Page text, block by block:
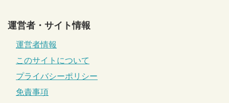
運営者・サイト情報
運営者情報
このサイトについて
プライバシーポリシー
免責事項